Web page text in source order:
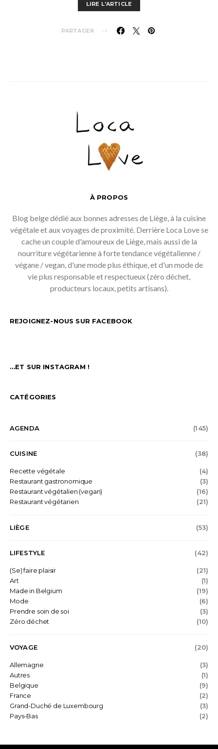
LIRE L'ARTICLE
PARTAGER
À PROPOS
Blog belge dédié aux bonnes adresses de Liège, à la cuisine
végétale et aux voyages de proximité. Derrière Loca Love se
cache un couple d'amoureux de Liège, mais aussi de la
nourriture végétarienne à forte tendance végétalienne /
végane / vegan, d'une mode plus éthique, et d'un mode de
vie plus responsable et respectueux (zéro déchet,
producteurs locaux, petits artisans).
REJOIGNEZ-NOUS SUR FACEBOOK
…ET SUR INSTAGRAM !
CATÉGORIES
AGENDA (145)
CUISINE (38)
Recette végétale
(4)
Restaurant gastronomique
(3)
Restaurant végétalien (vegan)
(16)
Restaurant végétarien
(21)
LIÈGE (53)
LIFESTYLE (42)
(Se) faire plaisir
(21)
Art
(1)
Made in Belgium
(19)
Mode
(6)
Prendre soin de soi
(3)
Zéro déchet
(10)
VOYAGE (20)
Allemagne
(3)
Autres
(1)
Belgique
(9)
France
(2)
Grand-Duché de Luxembourg
(3)
Pays-Bas
(2)